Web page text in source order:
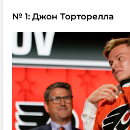
№ 1: Джон Торторелла